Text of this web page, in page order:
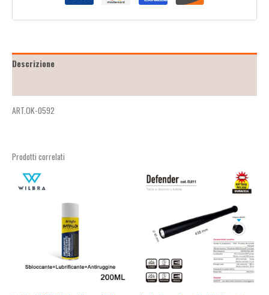
Descrizione
ART.OK-0592
Prodotti correlati